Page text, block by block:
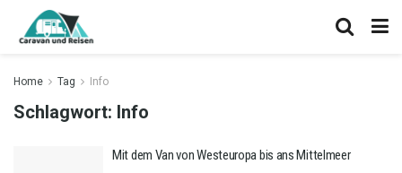
Home Tag Info
Schlagwort: Info
Mit dem Van von Westeuropa bis ans Mittelmeer